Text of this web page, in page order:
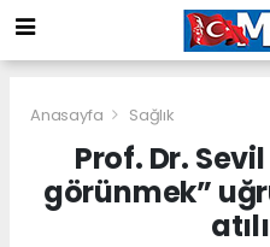
Anasayfa Sağlık
Prof. Dr.
görünmek”